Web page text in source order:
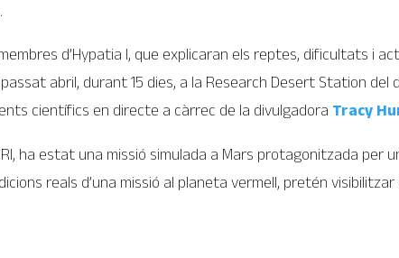
d’Hypatia I, que explicaran els reptes, dificultats i
abril, durant 15 dies, a la Research Desert Station
científics en directe a càrrec de la divulgadora Tracy
ha estat una missió simulada a Mars protagonitzada per
reals d’una missió al planeta vermell, pretén visibilitzar